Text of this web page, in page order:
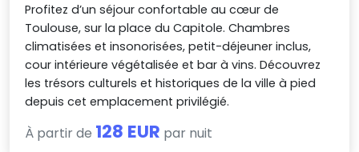
Profitez d’un séjour confortable au cœur de
Toulouse, sur la place du Capitole. Chambres
climatisées et insonorisées, petit-déjeuner inclus,
cour intérieure végétalisée et bar à vins. Découvrez
les trésors culturels et historiques de la ville à pied
depuis cet emplacement privilégié.
À partir de 128 EUR par nuit